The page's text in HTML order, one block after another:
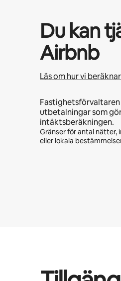
Du kan
Airbnb
Läs om hur vi
utbetalningar som
intäktsberäkningen.
Gränser för antal nätter,
eller lokala